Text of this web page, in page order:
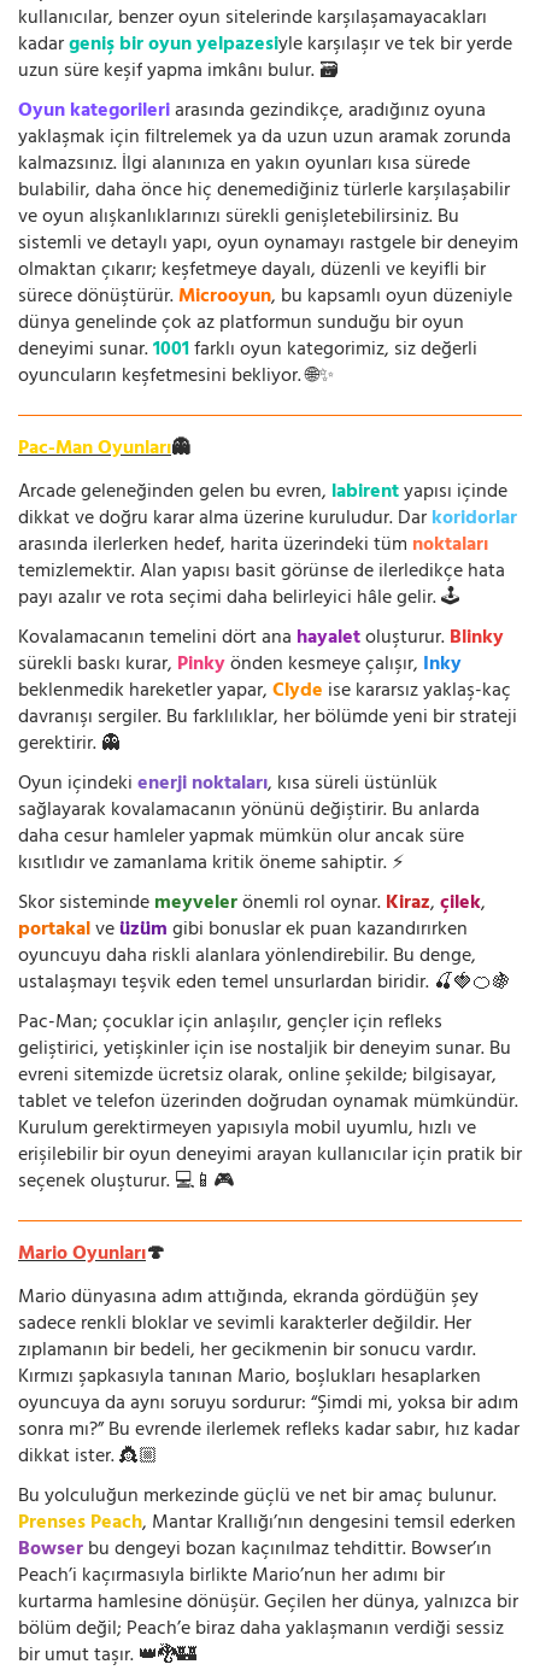
kullanıcılar, benzer oyun sitelerinde karşılaşamayacakları
kadargeniş bir oyun yelpazesiyle karşılaşır ve tek bir yerde
uzun süre keşif yapma imkânı bulur. 🗃️
Oyun kategorileriarasında gezindikçe, aradığınız oyuna
yaklaşmak için filtrelemek ya da uzun uzun aramak zorunda
kalmazsınız. İlgi alanınıza en yakın oyunları kısa sürede
bulabilir, daha önce hiç denemediğiniz türlerle karşılaşabilir
ve oyun alışkanlıklarınızı sürekli genişletebilirsiniz. Bu
sistemli ve detaylı yapı, oyun oynamayı rastgele bir deneyim
olmaktan çıkarır; keşfetmeye dayalı, düzenli ve keyifli bir
sürece dönüştürür.Microoyun, bu kapsamlı oyun düzeniyle
dünya genelinde çok az platformun sunduğu bir oyun
deneyimi sunar.1001farklı oyun kategorimiz, siz değerli
oyuncuların keşfetmesini bekliyor. 🌐✨
Pac-Man Oyunları👻
Arcade geleneğinden gelen bu evren, labirentyapısı içinde
dikkat ve doğru karar alma üzerine kuruludur. Darkoridorlar
arasında ilerlerken hedef, harita üzerindeki tüm noktaları
temizlemektir. Alan yapısı basit görünse de ilerledikçe hata
payı azalır ve rota seçimi daha belirleyici hâle gelir. 🕹️
Kovalamacanın temelini dört ana hayaletoluşturur.Blinky
sürekli baskı kurar, Pinkyönden kesmeye çalışır, Inky
beklenmedik hareketler yapar,Clyde ise kararsız yaklaş-kaç
davranışı sergiler. Bu farklılıklar, her bölümde yeni bir strateji
gerektirir. 👻
Oyun içindekienerji noktaları, kısa süreli üstünlük
sağlayarak kovalamacanın yönünü değiştirir. Bu anlarda
daha cesur hamleler yapmak mümkün olur ancak süre
kısıtlıdır ve zamanlama kritik öneme sahiptir. ⚡
Skor sistemindemeyvelerönemli rol oynar.Kiraz,çilek,
portakalveüzümgibi bonuslar ek puan kazandırırken
oyuncuyu daha riskli alanlara yönlendirebilir. Bu denge,
ustalaşmayı teşvik eden temel unsurlardan biridir. 🍒🍓🍊🍇
Pac-Man; çocuklar için anlaşılır, gençler için refleks
geliştirici, yetişkinler için ise nostaljik bir deneyim sunar. Bu
evreni sitemizde ücretsiz olarak, online şekilde; bilgisayar,
tablet ve telefon üzerinden doğrudan oynamak mümkündür.
Kurulum gerektirmeyen yapısıyla mobil uyumlu, hızlı ve
erişilebilir bir oyun deneyimi arayan kullanıcılar için pratik bir
seçenek oluşturur. 💻📱🎮
Mario Oyunları🍄
Mario dünyasına adım attığında, ekranda gördüğün şey
sadece renkli bloklar ve sevimli karakterler değildir. Her
zıplamanın bir bedeli, her gecikmenin bir sonucu vardır.
Kırmızı şapkasıyla tanınan Mario, boşlukları hesaplarken
oyuncuya da aynı soruyu sordurur: “Şimdi mi, yoksa bir adım
sonra mı?” Bu evrende ilerlemek refleks kadar sabır, hız kadar
dikkat ister. 👸🏼
Bu yolculuğun merkezinde güçlü ve net bir amaç bulunur.
Prenses Peach, Mantar Krallığı’nın dengesini temsil ederken
Bowserbu dengeyi bozan kaçınılmaz tehdittir. Bowser’ın
Peach’i kaçırmasıyla birlikte Mario’nun her adımı bir
kurtarma hamlesine dönüşür. Geçilen her dünya, yalnızca bir
bölüm değil; Peach’e biraz daha yaklaşmanın verdiği sessiz
bir umut taşır. 👑🐉🏰